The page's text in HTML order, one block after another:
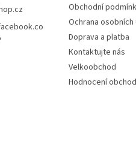
Obchodní
Ochrana osobních
Doprava a platba
Kontaktujte nás
Velkoobchod
Hodnocení